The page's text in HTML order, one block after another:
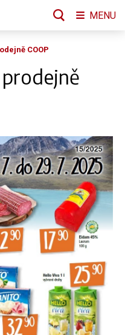
COOP
MENU